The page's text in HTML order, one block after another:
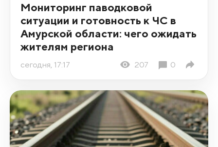
Мониторинг паводковой
ситуации и готовность к ЧС в
Амурской области: чего ожидать
жителям региона
сегодня, 17:17 207 0